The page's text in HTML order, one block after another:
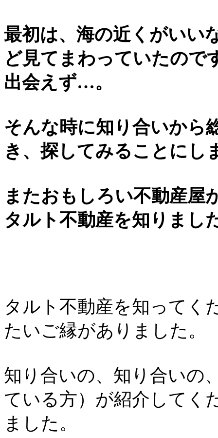
最初は、海の近くがいい
ど見てまわっていたので
出会えず…。
そんな時に知り合いから
き、探してみることにし
またおもしろい不動産屋
タルト不動産を知りまし
タルト不動産を知ってく
たいご縁がありました。
知り合いの、知り合いの
ている方）が紹介してく
ました。